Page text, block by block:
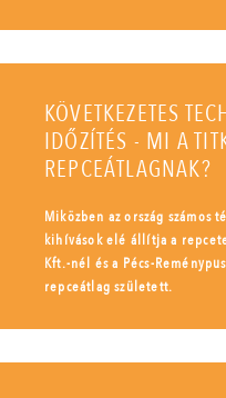
KÖVETKEZETES
IDŐZÍTÉS - MI A
REPCEÁTLAGNAK?
Miközben az ország számos
kihívások elé állítja a
Kft.-nél és a Pécs-
repceátlag született.